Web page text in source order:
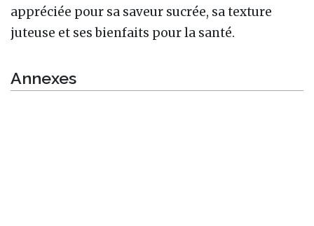
appréciée pour sa saveur sucrée, sa texture
juteuse et ses bienfaits pour la santé.
Annexes